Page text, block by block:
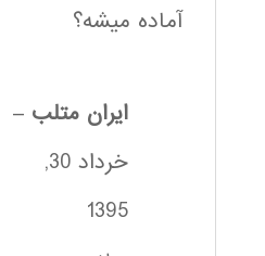
آماده میشه؟
ایران متلب –
خرداد 30,
1395